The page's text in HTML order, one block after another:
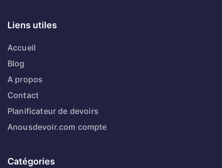
Liens utiles
Accueil
Blog
A propos
Contact
Planificateur de devoirs
Anousdevoir.com compte
Catégories